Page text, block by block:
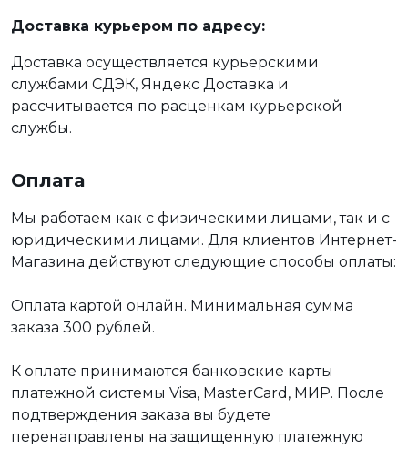
Доставка курьером по адресу:
Доставка осуществляется курьерскими
службами СДЭК, Яндекс Доставка и
рассчитывается по расценкам курьерской
службы.
Оплата
Мы работаем как с физическими лицами, так и с
юридическими лицами. Для клиентов Интернет-
Магазина действуют следующие способы оплаты:
Оплата картой онлайн. Минимальная сумма
заказа 300 рублей.
К оплате принимаются банковские карты
платежной системы Visa, MasterCard, МИР. После
подтверждения заказа вы будете
перенаправлены на защищенную платежную